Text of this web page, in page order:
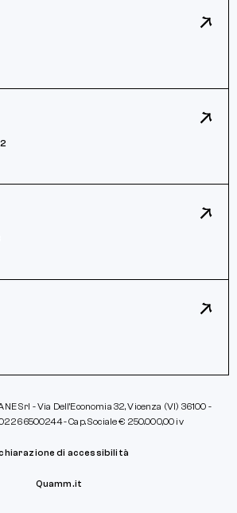
Srl - Via Dell’Economia 32, Vicenza (VI) 36100 -
02266500244 - Cap. Sociale € 250.000,00 iv
di accessibilità
Quamm.it